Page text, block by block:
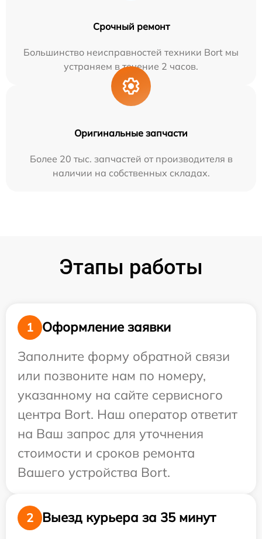
Срочный ремонт
Большинство неисправностей техники Bort мы
устраняем в течение 2 часов.
Оригинальные запчасти
Более 20 тыс. запчастей от производителя в
наличии на собственных складах.
Этапы работы
1
Оформление заявки
Заполните форму обратной связи
или позвоните нам по номеру,
указанному на сайте сервисного
центра Bort. Наш оператор ответит
на Ваш запрос для уточнения
стоимости и сроков ремонта
Вашего устройства Bort.
2
Выезд курьера за 35 минут